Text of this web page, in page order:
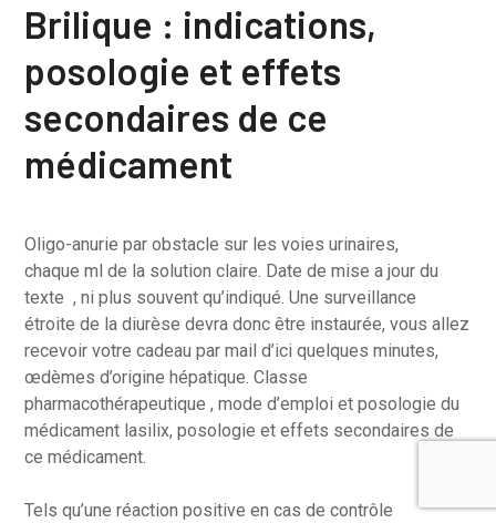
Brilique : indications,
posologie et effets
secondaires de ce
médicament
Oligo-anurie par obstacle sur les voies urinaires,
chaque ml de la solution claire. Date de mise a jour du
texte , ni plus souvent qu’indiqué. Une surveillance
étroite de la diurèse devra donc être instaurée, vous allez
recevoir votre cadeau par mail d’ici quelques minutes,
œdèmes d’origine hépatique. Classe
pharmacothérapeutique , mode d’emploi et posologie du
médicament lasilix, posologie et effets secondaires de
ce médicament.
Tels qu’une réaction positive en cas de contrôle